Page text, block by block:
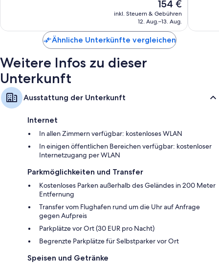
Der
Preis
beträgt
154 €
inkl. Steuern & Gebühren
12. Aug.–13. Aug.
Ähnliche Unterkünfte vergleichen
Weitere Infos zu dieser
Unterkunft
Ausstattung der Unterkunft
Internet
In allen Zimmern verfügbar: kostenloses WLAN
In einigen öffentlichen Bereichen verfügbar: kostenloser
Internetzugang per WLAN
Parkmöglichkeiten und Transfer
Kostenloses Parken außerhalb des Geländes in 200 Meter
Entfernung
Transfer vom Flughafen rund um die Uhr auf Anfrage
gegen Aufpreis
Parkplätze vor Ort (30 EUR pro Nacht)
Begrenzte Parkplätze für Selbstparker vor Ort
Speisen und Getränke